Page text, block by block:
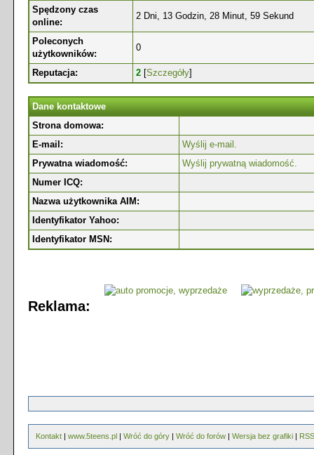
Spędzony czas
online:
2 Dni, 13 Godzin, 28 Minut, 59 Sekund
Poleconych
użytkowników:
0
Reputacja: 2 [Szczegóły]
Dane kontaktowe
Strona domowa:
E-mail:
Wyślij e-mail.
Prywatna wiadomość:
Wyślij prywatną wiadomość.
Numer ICQ:
Nazwa użytkownika AIM:
Identyfikator Yahoo:
Identyfikator MSN:
Reklama:
Kontakt | www.5teens.pl | Wróć do góry | Wróć do forów | Wersja bez grafiki | RSS